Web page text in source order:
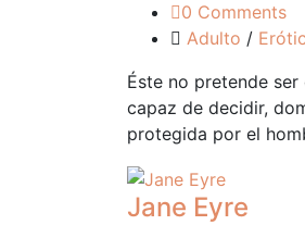
0 Comments
Adulto /
Éste no pretende
capaz de decidir,
protegida por el
Jane Eyre